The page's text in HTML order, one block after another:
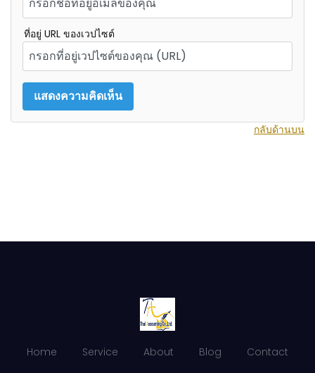
ที่อยู่ URL ของเวปไซต์
กลับด้านบน
Home Service About Blog Contact